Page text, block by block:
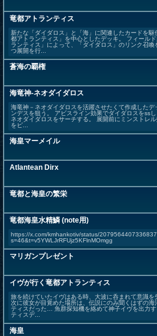
竜都アトランティス
新たな「ダイダロス」と「海」に関連したカードを駆
都アトランティス」を中心としたデッキ。 フィール
ランティス」によって、「ダイダロス」のリンク召喚
つ展開を行...
蒼海の覇権
海竜神-ネオダイダロス
海竜神－ネオダイダロスを活躍させたくて作成したデ
ンデスを狙う。 アビスライン効果でダイダロスをss
ネオダイダロスをサーチする。 展開前にミンストレ
をピ...
海皇マーメイル
Atlantean Dirx
竜都と海皇の繁栄
竜都海皇水精鱗 (note用)
https://x.com/kmhankotiv/status/
s=46&t=v5YWLJrRFUjz5KFlnMOmgg
マリガンプレゼント
イヴが行く竜都アトランティス
旅を続けていたイヴはある時、大波に呑まれて意識を
次に彼女が目覚めた場所は、伝説にのみ聞くはずの海
ティスだった… 魚群探知機を絡めて神子イヴを出力
ティスデ...
海皇